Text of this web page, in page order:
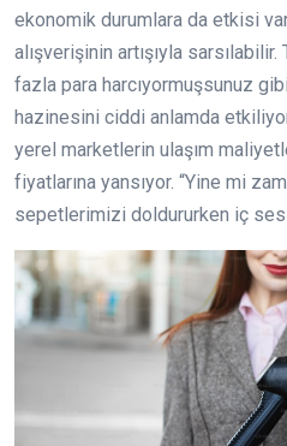
ekonomik durumlara da etkisi
alışverişinin artışıyla
fazla para harcıyormuşsunuz
hazinesini ciddi anlamda
yerel marketlerin ulaşım
fiyatlarına yansıyor. “Yine mi
sepetlerimizi doldururken iç